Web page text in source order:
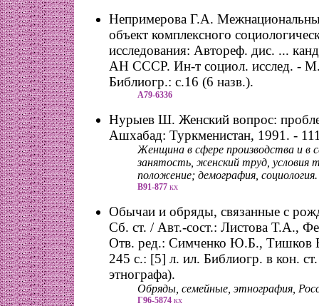
Непримерова Г.А.
объект комплексного
исследования: Автореф. дис. ...
АН СССР. Ин-т социол. исслед. -
Библиогр.: с.16 (6 назв.).
А79-6336
Нурыев Ш. Женский вопрос:
Ашхабад: Туркменистан, 1991. -
Женщина в сфере производства и в
занятость, женский труд, условия
положение; демография, социология.
В91-877 кх
Обычаи и обряды, связанные с
Сб. ст. / Авт.-сост.: Листова Т.А.,
Отв. ред.: Симченко Ю.Б.,
245 с.: [5] л. ил. Библиогр. в кон.
этнографа).
Обряды, семейные, этнография,
Г96-5874 кх